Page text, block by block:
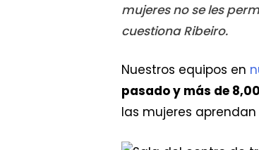
mujeres no se les
cuestiona Ribeiro.
Nuestros equipos en
pasado y más de
las mujeres